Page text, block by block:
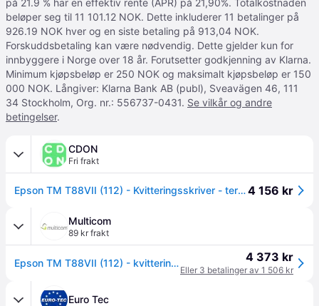
på 21.9 % har en effektiv rente (APR) på 21,90%. Totalkostnaden
beløper seg til 11 101.12 NOK. Dette inkluderer 11 betalinger på
926.19 NOK hver og en siste betaling på 913,04 NOK.
Forskuddsbetaling kan være nødvendig. Dette gjelder kun for
innbyggere i Norge over 18 år. Forutsetter godkjenning av Klarna.
Minimum kjøpsbeløp er 250 NOK og maksimalt kjøpsbeløp er 150
000 NOK. Långiver: Klarna Bank AB (publ), Sveavägen 46, 111
34 Stockholm, Org. nr.: 556737-0431. Se vilkår og andre
betingelser.
CDON
Fri frakt
Epson TM T88VII (112) - Kvitteringsskriver - termolinje - Rull (7,95 cm) - 180 x 180 dpi - inntil 500 mm/sek - USB 2.0, USB 2.0 vert, LAN, seriell ...4 156 kr
Multicom
89 kr frakt
Epson TM T88VII (112) - kvitteringsskriver - S/H - termolinje (C31CJ57112) 4 373 kr
Eller 3 betalinger av 1 506 kr
Euro Tec